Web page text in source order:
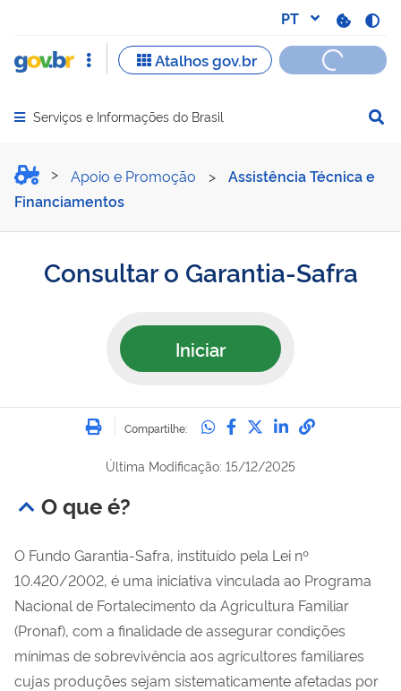
Abrir menu principal de navegação
Serviços e Informações do Brasil
Consultar o Garantia-Safra
Apoio e Promoção >
Assistência Técnica e
Financiamentos
Consultar o Garantia-Safra
Iniciar
Imprimir
Compartilhe: Compartilhe no
Compartilhe no
Compartilhe no
Compartilhe
Última Modificação: 15/12/2025
O que é?
O Fundo Garantia-Safra, instituído pela Lei nº
10.420/2002, é uma iniciativa vinculada ao Programa
Nacional de Fortalecimento da Agricultura Familiar
(Pronaf), com a finalidade de assegurar condições
mínimas de sobrevivência aos agricultores familiares
cujas produções sejam sistematicamente afetadas por